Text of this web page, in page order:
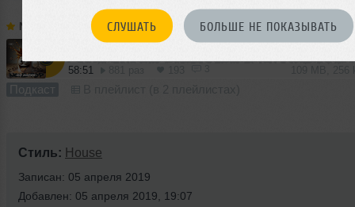
СЛУШАТЬ БОЛЬШЕ НЕ ПОКАЗЫВАТЬ
No Hopes No Hopes - NonStop #170
58:51
Подкаст
Стиль: House
Записан: 05 апреля 2019
Добавлен: 05 апреля 2019, 19:07